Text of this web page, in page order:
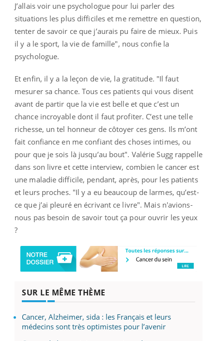
J’allais voir une psychologue pour lui parler des
situations les plus difficiles et me remettre en question,
tenter de savoir ce que j’aurais pu faire de mieux. Puis
il y a le sport, la vie de famille", nous confie la
psychologue.
Et enfin, il y a la leçon de vie, la gratitude. "Il faut
mesurer sa chance. Tous ces patients qui vous disent
avant de partir que la vie est belle et que c’est un
chance incroyable dont il faut profiter. C’est une telle
richesse, un tel honneur de côtoyer ces gens. Ils m’ont
fait confiance en me confiant des choses intimes, ou
pour que je sois là jusqu’au bout". Valérie Sugg rappelle
dans son livre et cette interview, combien le cancer est
une maladie difficile, pendant, après, pour les patients
et leurs proches. "Il y a eu beaucoup de larmes, qu’est-
ce que j’ai pleuré en écrivant ce livre". Mais n'avions-
nous pas besoin de savoir tout ça pour ouvrir les yeux
?
SUR LE MÊME THÈME
Cancer, Alzheimer, sida : les Français et leurs
médecins sont très optimistes pour l’avenir